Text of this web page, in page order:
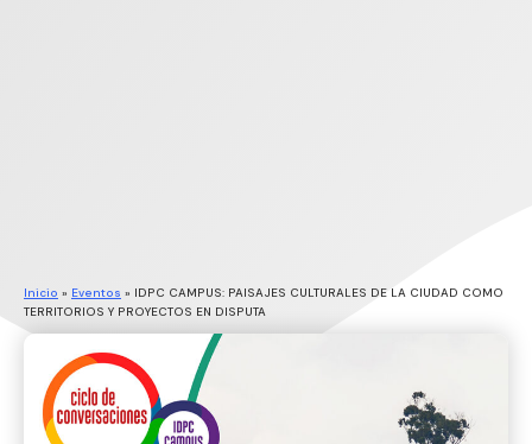
Inicio » Eventos » IDPC CAMPUS: PAISAJES CULTURALES DE LA CIUDAD COMO
TERRITORIOS Y PROYECTOS EN DISPUTA